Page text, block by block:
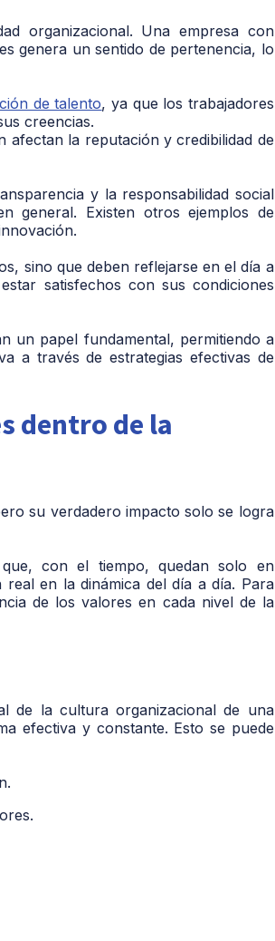
organizacional. Una empresa con
genera un sentido de pertenencia, lo
de talento, ya que los trabajadores
creencias.
afectan la reputación y credibilidad de
y la responsabilidad social
general. Existen otros ejemplos de
sino que deben reflejarse en el día a
satisfechos con sus condiciones
un papel fundamental, permitiendo a
a través de estrategias efectivas de
dentro de la
su verdadero impacto solo se logra
que, con el tiempo, quedan solo en
en la dinámica del día a día. Para
de los valores en cada nivel de la
de la cultura organizacional de una
efectiva y constante. Esto se puede